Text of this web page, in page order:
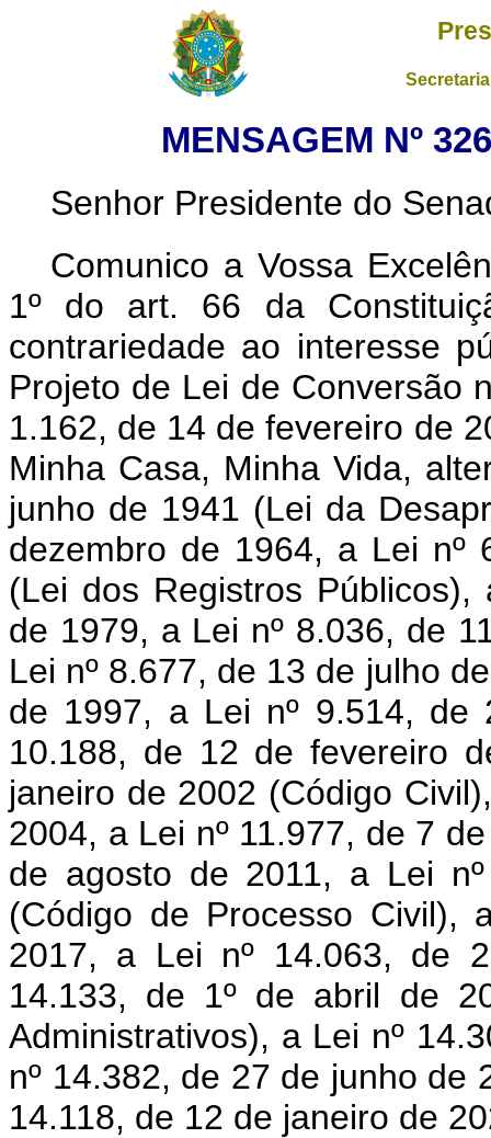
MENSAGEM Nº
Senhor Presidente do
Comunico a Vossa
1º do art. 66 da
contrariedade ao interesse
Projeto de Lei de Conversão
1.162, de 14 de fevereiro de
Minha Casa, Minha Vida,
junho de 1941 (Lei da
dezembro de 1964, a Lei nº
(Lei dos Registros
de 1979, a Lei nº 8.036, de
Lei nº 8.677, de 13 de julho
de 1997, a Lei nº 9.514, de
10.188, de 12 de fevereiro
janeiro de 2002 (Código
2004, a Lei nº 11.977, de 7
de agosto de 2011, a Lei
(Código de Processo Civil),
2017, a Lei nº 14.063, de
14.133, de 1º de abril de
Administrativos), a Lei nº
nº 14.382, de 27 de junho de
14.118, de 12 de janeiro de